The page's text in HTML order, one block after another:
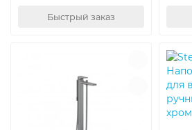
Быстрый заказ